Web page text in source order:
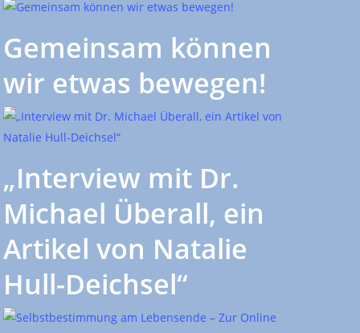
Gemeinsam können
wir etwas bewegen!
„Interview mit Dr.
Michael Überall, ein
Artikel von Natalie
Hull-Deichsel“